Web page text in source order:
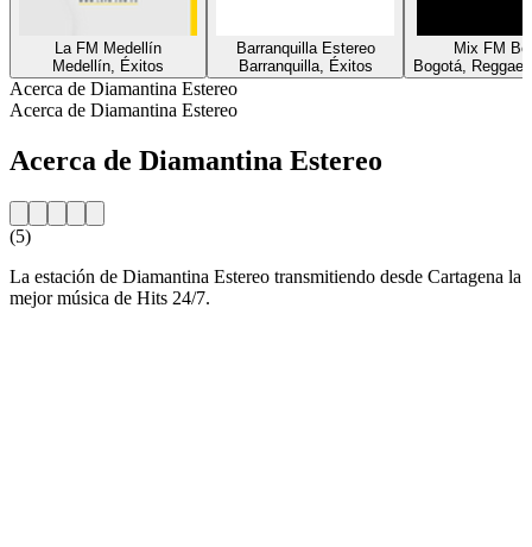
La FM Medellín
Medellín, Éxitos
Barranquilla Estereo
Barranquilla, Éxitos
Mix FM
Bogotá,
Acerca de Diamantina Estereo
Acerca de Diamantina Estereo
Acerca de Diamantina Estereo
(5)
La estación de Diamantina Estereo transmitiendo desde Cartagena la
mejor música de Hits 24/7.